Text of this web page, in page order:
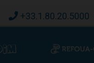
+33.1.80.20.5000